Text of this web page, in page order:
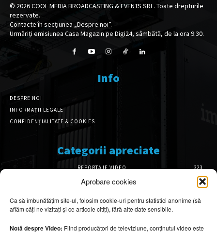
Aprobare cookies
Ca să îmbunătățim site-ul, folosim cookie-uri pentru statistici anonime (să
aflăm câți ne vizitați și ce articole citiți), fără alte date sensibile.
Notă despre Video: Fiind producători de televiziune, conținutul video este
© 2026COOL MEDIA BROADCASTING & EVENTS SRL. Toate drepturile
rezervate.
Contacte în secțiunea „Despre noi”.
Urmăriți emisiunea Casa Magazin pe Digi24, sâmbătă, de la ora 9:30.
Info
DESPRE NOI
INFORMAȚII LEGALE
CONFIDENȚIALITATE & COOKIES
Categorii apreciate
REPORTAJE VIDEO
323
AMENAJĂRI INTERIOARE
126
DESIGN INTERIOR
64
ARHITECTURĂ & DESIGN
OPINII & ANALIZE
43